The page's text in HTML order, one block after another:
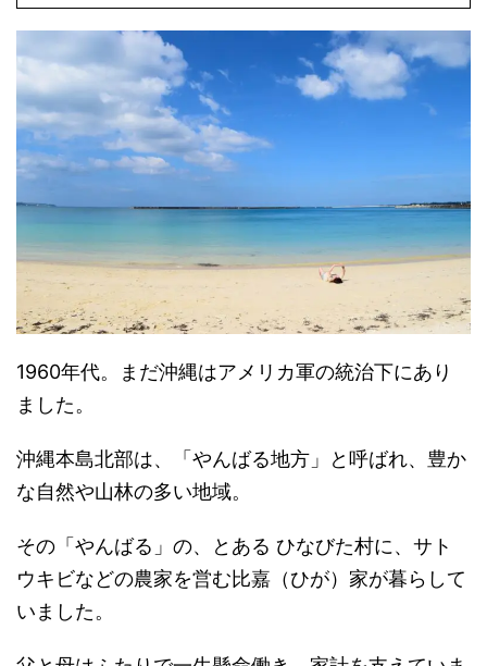
1960年代。まだ沖縄はアメリカ軍の統治下にあり
ました。
沖縄本島北部は、「やんばる地方」と呼ばれ、豊か
な自然や山林の多い地域。
その「やんばる」の、とある ひなびた村に、サト
ウキビなどの農家を営む比嘉（ひが）家が暮らして
いました。